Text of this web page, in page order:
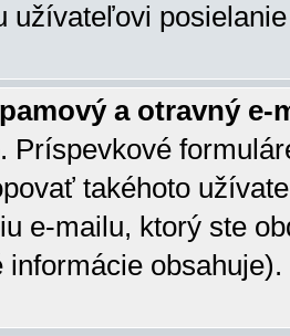
užívateľovi
a otravný e-
Príspevkové
takéhoto
e-mailu, ktorý ste
informácie